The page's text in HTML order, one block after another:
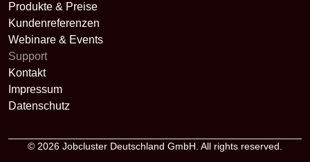
Produkte & Preise
Kundenreferenzen
Webinare & Events
Support
Kontakt
Impressum
Datenschutz
© 2026 Jobcluster Deutschland GmbH. All rights reserved.